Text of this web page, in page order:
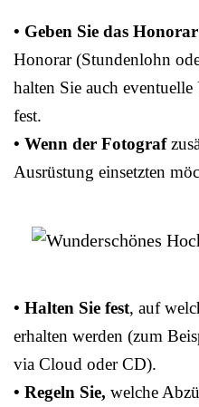
• Geben Sie das
Honorar (Stundenlohn
halten Sie auch
fest.
• Wenn der Fotograf
Ausrüstung einsetzten
• Halten Sie fest, auf
erhalten werden (zum
via Cloud oder CD).
• Regeln Sie, welche